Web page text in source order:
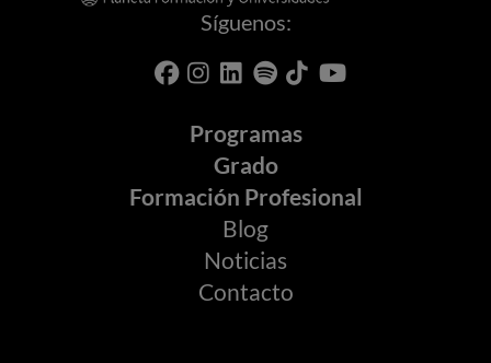
Síguenos:
Programas
Grado
Formación Profesional
Blog
Noticias
Contacto